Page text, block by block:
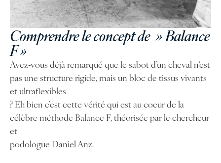
Comprendre le concept de » Balance
F »
Avez-vous déjà remarqué que le sabot d’un cheval n’est
pas une structure rigide, mais un bloc de tissus vivants
et ultraflexibles
? Eh bien c’est cette vérité qui est au coeur de la
célèbre méthode Balance F, théorisée par le chercheur
et
podologue Daniel Anz.